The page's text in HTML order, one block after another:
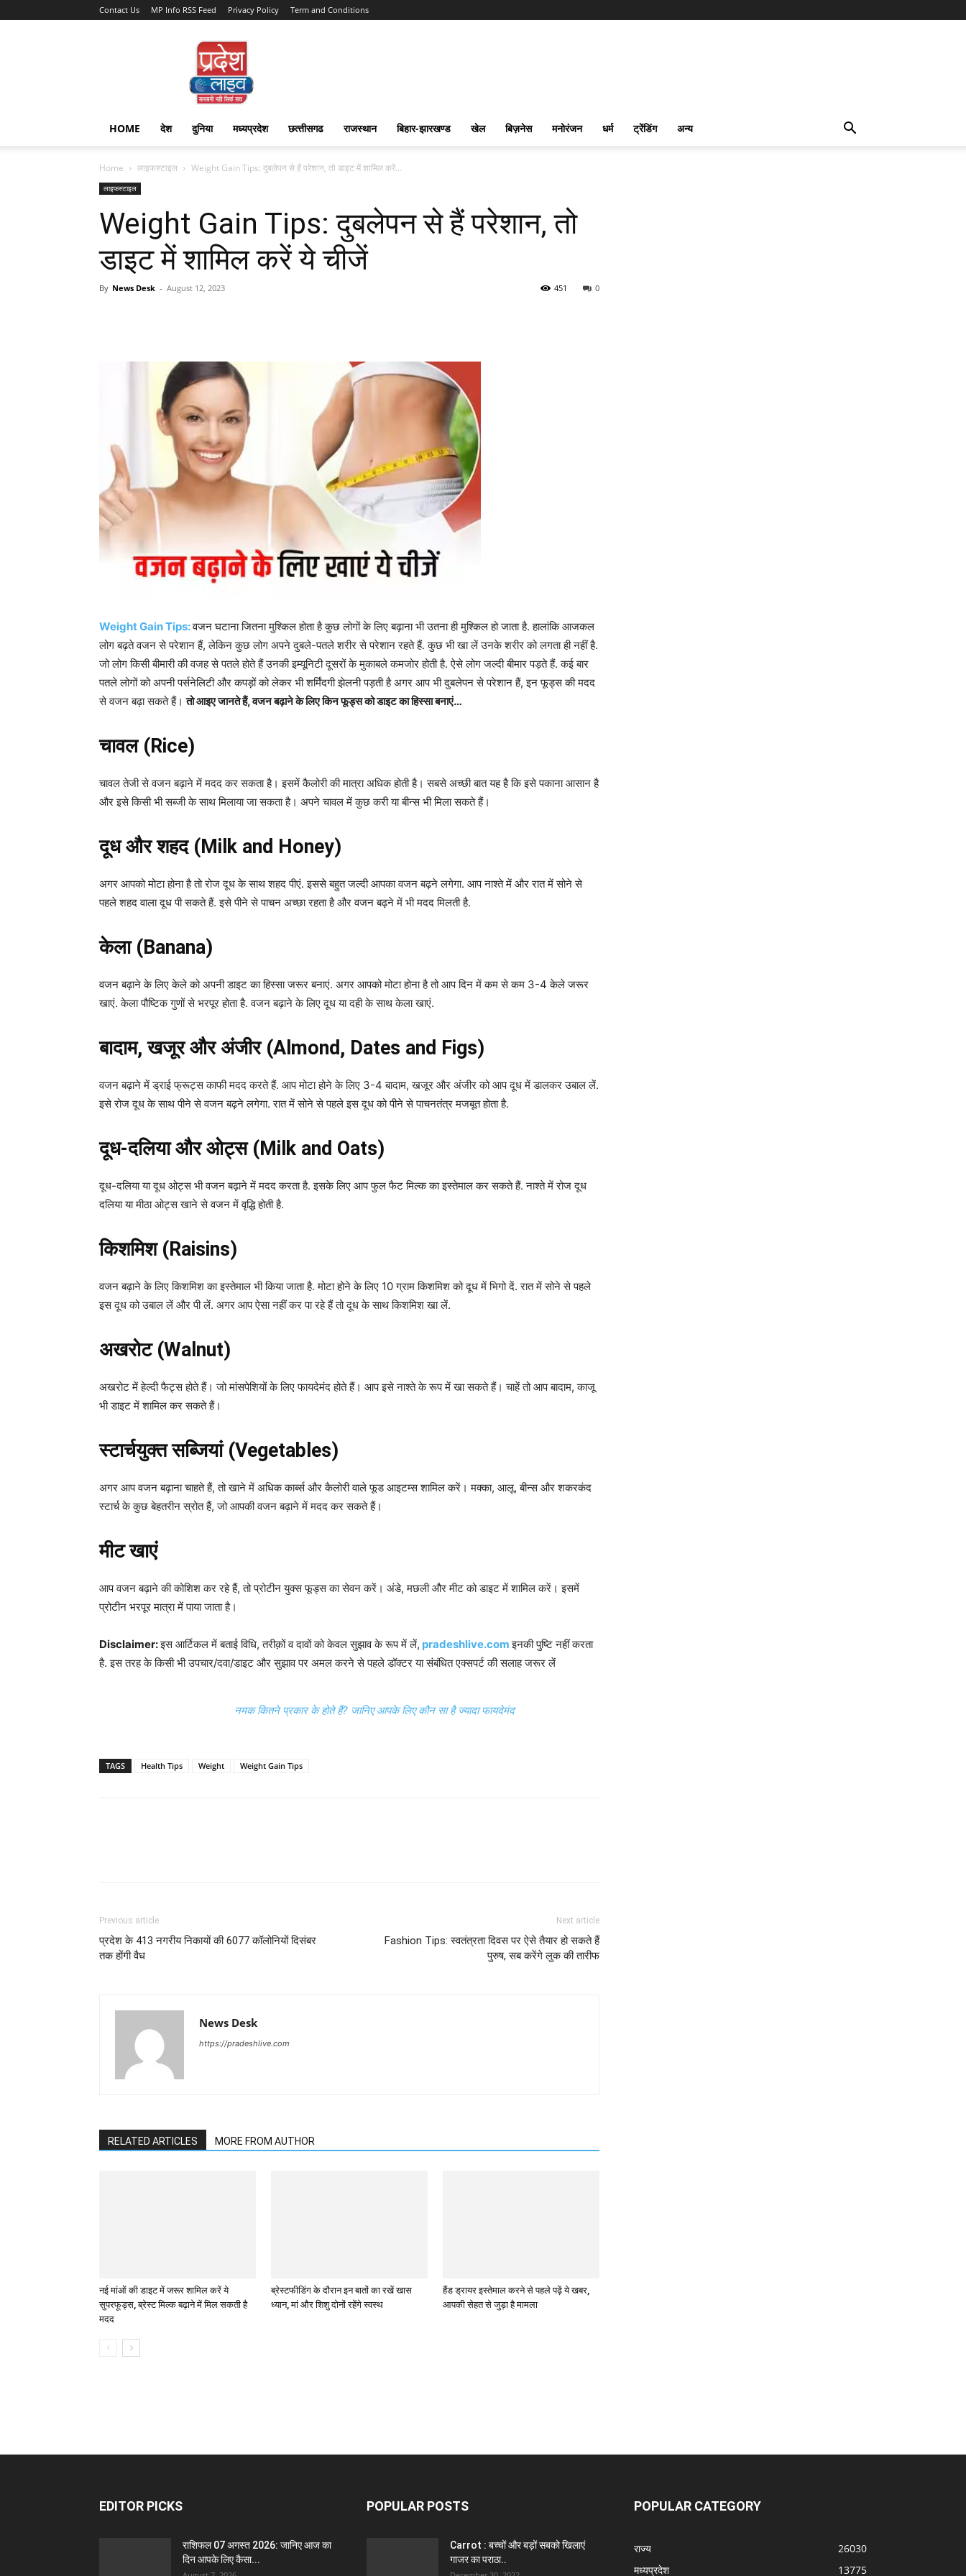
Contact Us MP Info RSS Feed Privacy Policy Term and Conditions
Pradesh
Live
HOME देश दुनिया मध्यप्रदेश छत्‍तीसगढ राजस्‍थान बिहार-झारखण्‍ड खेल बिज़नेस मनोरंजन धर्म ट्रेंडिंग अन्य
Home लाइफस्टाइल Weight Gain Tips: दुबलेपन से हैं परेशान, तो डाइट में शामिल करें...
लाइफस्टाइल
Weight Gain Tips: दुबलेपन से हैं परेशान, तो
डाइट में शामिल करें ये चीजें
By News Desk - August 12, 2023 0
451
Weight Gain Tips:वजन घटाना जितना मुश्किल होता है कुछ लोगों के लिए बढ़ाना भी उतना ही मुश्किल हो जाता है. हालांकि आजकल
लोग बढ़ते वजन से परेशान हैं, लेकिन कुछ लोग अपने दुबले-पतले शरीर से परेशान रहते हैं. कुछ भी खा लें उनके शरीर को लगता ही नहीं है.
जो लोग किसी बीमारी की वजह से पतले होते हैं उनकी इम्यूनिटी दूसरों के मुकाबले कमजोर होती है. ऐसे लोग जल्दी बीमार पड़ते हैं. कई बार
पतले लोगों को अपनी पर्सनेलिटी और कपड़ों को लेकर भी शर्मिंदगी झेलनी पड़ती है अगर आप भी दुबलेपन से परेशान हैं, इन फूड्स की मदद
से वजन बढ़ा सकते हैं।तो आइए जानते हैं, वजन बढ़ाने के लिए किन फूड्स को डाइट का हिस्सा बनाएं…
चावल (Rice)
चावल तेजी से वजन बढ़ाने में मदद कर सकता है। इसमें कैलोरी की मात्रा अधिक होती है। सबसे अच्छी बात यह है कि इसे पकाना आसान है
और इसे किसी भी सब्जी के साथ मिलाया जा सकता है। अपने चावल में कुछ करी या बीन्स भी मिला सकते हैं।
दूध और शहद (Milk and Honey)
अगर आपको मोटा होना है तो रोज दूध के साथ शहद पीएं. इससे बहुत जल्दी आपका वजन बढ़ने लगेगा. आप नाश्ते में और रात में सोने से
पहले शहद वाला दूध पी सकते हैं. इसे पीने से पाचन अच्छा रहता है और वजन बढ़ने में भी मदद मिलती है.
केला (Banana)
वजन बढ़ाने के लिए केले को अपनी डाइट का हिस्सा जरूर बनाएं. अगर आपको मोटा होना है तो आप दिन में कम से कम 3-4 केले जरूर
खाएं. केला पौष्टिक गुणों से भरपूर होता है. वजन बढ़ाने के लिए दूध या दही के साथ केला खाएं.
बादाम, खजूर और अंजीर (Almond, Dates and Figs)
वजन बढ़ाने में ड्राई फ्रूट्स काफी मदद करते हैं. आप मोटा होने के लिए 3-4 बादाम, खजूर और अंजीर को आप दूध में डालकर उबाल लें.
इसे रोज दूध के साथ पीने से वजन बढ़ने लगेगा. रात में सोने से पहले इस दूध को पीने से पाचनतंत्र मजबूत होता है.
दूध-दलिया और ओट्स (Milk and Oats)
दूध-दलिया या दूध ओट्स भी वजन बढ़ाने में मदद करता है. इसके लिए आप फुल फैट मिल्क का इस्तेमाल कर सकते हैं. नाश्ते में रोज दूध
दलिया या मीठा ओट्स खाने से वजन में वृद्धि होती है.
किशमिश (Raisins)
वजन बढ़ाने के लिए किशमिश का इस्तेमाल भी किया जाता है. मोटा होने के लिए 10 ग्राम किशमिश को दूध में भिगो दें. रात में सोने से पहले
इस दूध को उबाल लें और पी लें. अगर आप ऐसा नहीं कर पा रहे हैं तो दूध के साथ किशमिश खा लें.
अखरोट (Walnut)
अखरोट में हेल्दी फैट्स होते हैं। जो मांसपेशियों के लिए फायदेमंद होते हैं। आप इसे नाश्ते के रूप में खा सकते हैं। चाहें तो आप बादाम, काजू
भी डाइट में शामिल कर सकते हैं।
स्टार्चयुक्त सब्जियां (Vegetables)
अगर आप वजन बढ़ाना चाहते हैं, तो खाने में अधिक कार्ब्स और कैलोरी वाले फूड आइटम्स शामिल करें। मक्का, आलू, बीन्स और शकरकंद
स्टार्च के कुछ बेहतरीन स्रोत हैं, जो आपकी वजन बढ़ाने में मदद कर सकते हैं।
मीट खाएं
आप वजन बढ़ाने की कोशिश कर रहे हैं, तो प्रोटीन युक्स फूड्स का सेवन करें। अंडे, मछली और मीट को डाइट में शामिल करें। इसमें
प्रोटीन भरपूर मात्रा में पाया जाता है।
Disclaimer:इस आर्टिकल में बताई विधि, तरीक़ों व दावों को केवल सुझाव के रूप में लें, pradeshlive.comइनकी पुष्टि नहीं करता
है. इस तरह के किसी भी उपचार/दवा/डाइट और सुझाव पर अमल करने से पहले डॉक्टर या संबंधित एक्सपर्ट की सलाह जरूर लें
नमक कितने प्रकार के होते हैं? जानिए आपके लिए कौन सा है ज्यादा फायदेमंद
TAGS Health Tips Weight Weight Gain Tips
Previous article
प्रदेश के 413 नगरीय निकायों की 6077 कॉलोनियों दिसंबर
तक होंगी वैध
Next article
Fashion Tips: स्वतंत्रता दिवस पर ऐसे तैयार हो सकते हैं
पुरुष, सब करेंगे लुक की तारीफ
News Desk
https://pradeshlive.com
RELATED ARTICLES MORE FROM AUTHOR
नई मांओं की डाइट में जरूर शामिल करें ये
सुपरफूड्स, ब्रेस्ट मिल्क बढ़ाने में मिल सकती है
मदद
ब्रेस्टफीडिंग के दौरान इन बातों का रखें खास
ध्यान, मां और शिशु दोनों रहेंगे स्वस्थ
हैंड ड्रायर इस्तेमाल करने से पहले पढ़ें ये खबर,
आपकी सेहत से जुड़ा है मामला
EDITOR PICKS
राशिफल 07 अगस्त 2026: जानिए आज का
दिन आपके लिए कैसा...
POPULAR POSTS
Carrot : बच्चों और बड़ों सबको खिलाएं
गाजर का पराठा..
POPULAR CATEGORY
राज्‍य
26030
मध्यप्रदेश
13775